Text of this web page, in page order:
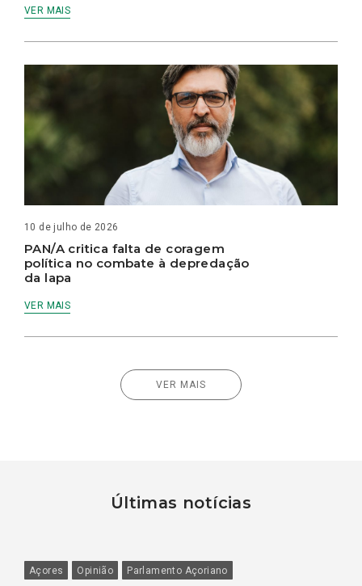
VER MAIS
10 de julho de 2026
PAN/A critica falta de coragem
política no combate à depredação
da lapa
VER MAIS
VER MAIS
Últimas notícias
Açores Opinião Parlamento Açoriano